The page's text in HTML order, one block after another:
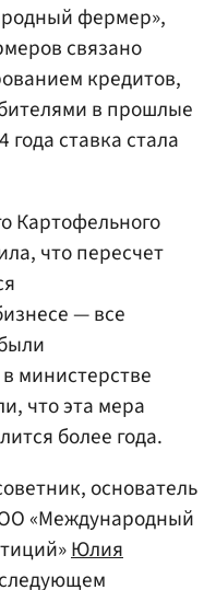
фермер»,
связано
кредитов,
в прошлые
года ставка стала
Картофельного
что пересчет
— все
министерстве
что эта мера
более года.
основатель
«Международный
Юлия